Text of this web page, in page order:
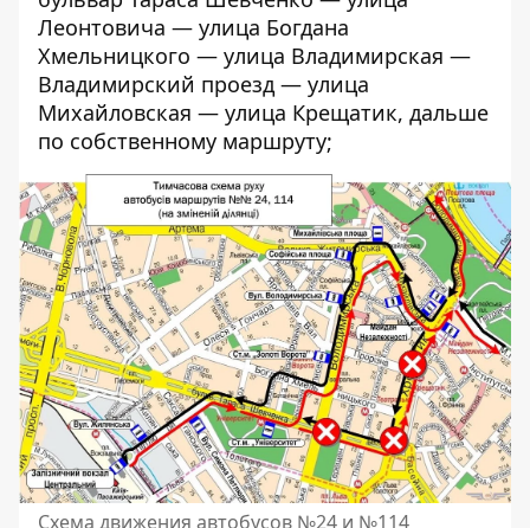
Леонтовича — улица Богдана
Хмельницкого — улица Владимирская —
Владимирский проезд — улица
Михайловская — улица Крещатик, дальше
по собственному маршруту;
Схема движения автобусов №24 и №114